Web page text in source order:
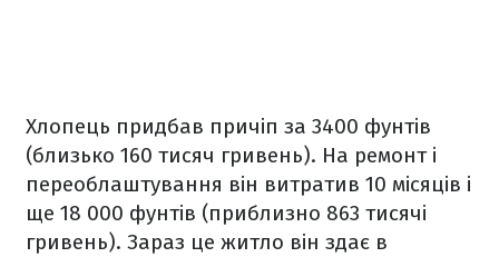
Хлопець придбав причіп за 3400 фунтів
(близько 160 тисяч гривень). На ремонт і
переоблаштування він витратив 10 місяців і
ще 18 000 фунтів (приблизно 863 тисячі
гривень). Зараз це житло він здає в